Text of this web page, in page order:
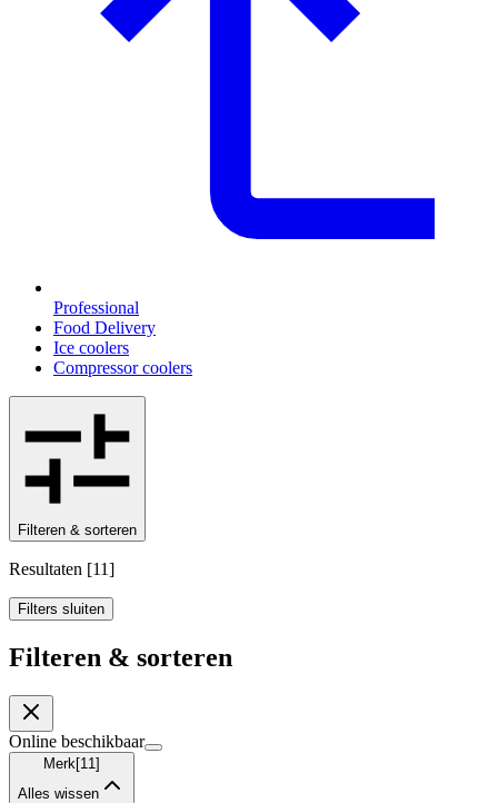
Professional
Food Delivery
Ice coolers
Compressor coolers
Filteren & sorteren
Resultaten [11]
Filters sluiten
Filteren & sorteren
Online beschikbaar
Merk [11 ]
Alles wissen